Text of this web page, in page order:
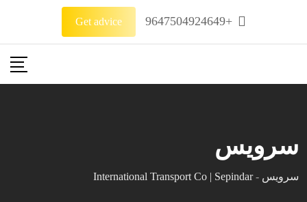
+9647504924649
Get advice
سرویس
سرویس -
International Transport Co | Sepindar